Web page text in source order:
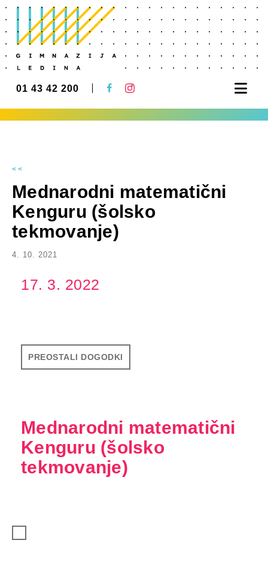
01 43 42 200
<<
Mednarodni matematični
Kenguru (šolsko
tekmovanje)
4. 10. 2021
Mednarodni matematični
Kenguru (šolsko
tekmovanje)
17. 3. 2022
PREOSTALI DOGODKI